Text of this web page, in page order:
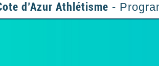
d’Azur Athlétisme -